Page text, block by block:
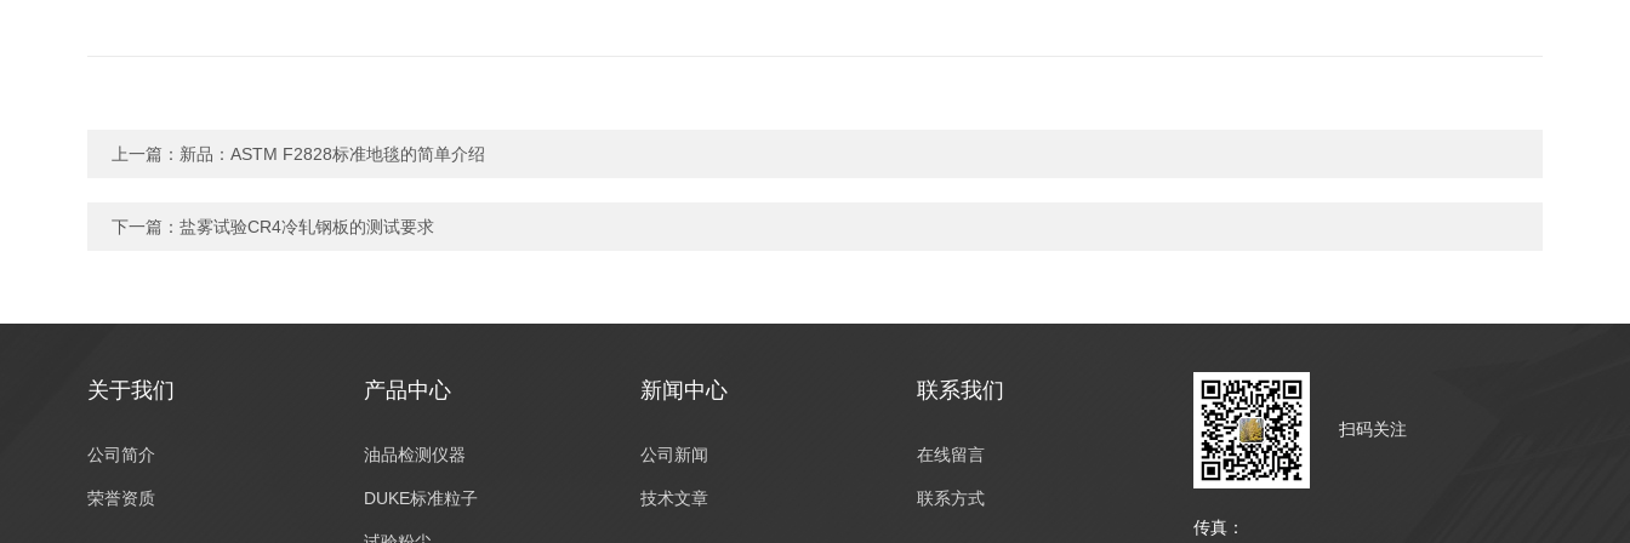
上一篇： 新品：ASTM F2828标准地毯的简单介绍
下一篇： 盐雾试验CR4冷轧钢板的测试要求
关于我们
公司简介
荣誉资质
产品中心
油品检测仪器
DUKE标准粒子
新闻中心
公司新闻
技术文章
联系我们
在线留言
联系方式
扫码关注
传真：